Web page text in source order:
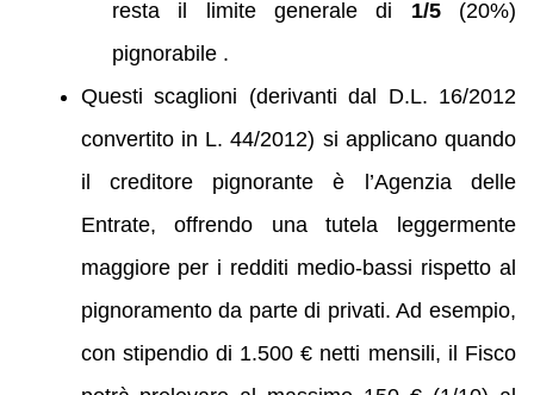
resta il limite generale di 1/5(20%)
pignorabile .
Questi scaglioni (derivanti dal D.L. 16/2012
convertito in L. 44/2012) si applicano quando
il creditore pignorante è l’Agenzia delle
Entrate, offrendo una tutela leggermente
maggiore per i redditi medio-bassi rispetto al
pignoramento da parte di privati. Ad esempio,
con stipendio di 1.500 € netti mensili, il Fisco